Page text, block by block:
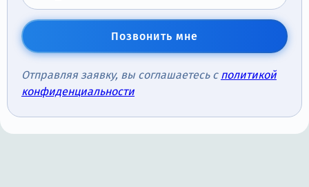
Позвонить мне
Отправляя заявку, вы соглашаетесь с политикой
конфиденциальности